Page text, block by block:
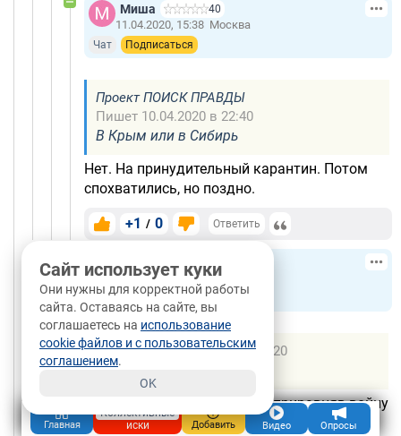
Миша 40
11.04.2020, 15:38 Москва
Чат Подписаться
Проект ПОИСК ПРАВДЫ
Пишет 10.04.2020 в 22:40
В Крым или в Сибирь
Нет. На принудительный карантин. Потом
спохватились, но поздно.
+1 / 0 Ответить
Миша
20.11.2020, 19:47 Москва
Чат Подписаться
Гость_2201620Пишет 05.04.2020 в 12:20
не боится не Бога ни черта
Вы намеренно извратили его слова, приравняв войну
к эпидемии.
Главная
Коллективные
иски
Добавить Видео Опросы
Сайт использует куки
Они нужны для корректной работы
сайта. Оставаясь на сайте, вы
соглашаетесь на использование
cookie файлов и с пользовательским
соглашением.
OK